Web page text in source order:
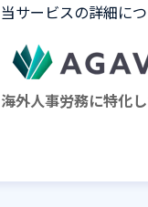
当サービスの詳細に
海外人事労務に特化